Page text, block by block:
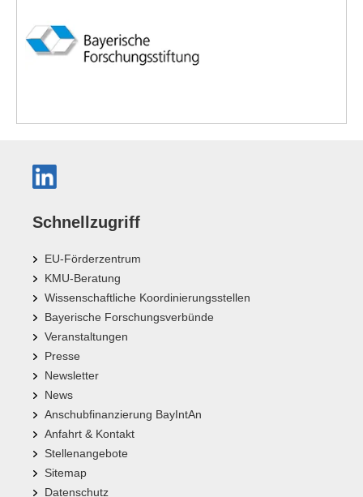
Schnellzugriff
EU-Förderzentrum
KMU-Beratung
Wissenschaftliche Koordinierungsstellen
Bayerische Forschungsverbünde
Veranstaltungen
Presse
Newsletter
News
Anschubfinanzierung BayIntAn
Anfahrt & Kontakt
Stellenangebote
Sitemap
Datenschutz